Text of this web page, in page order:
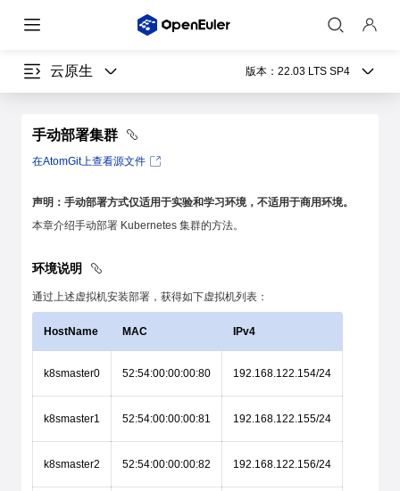
云原生 版本： 22.03 LTS SP4
手动部署集群
在AtomGit上查看源文件
声明：手动部署方式仅适用于实验和学习环境，不适用于商用环境。
本章介绍手动部署 Kubernetes 集群的方法。
环境说明
通过上述虚拟机安装部署，获得如下虚拟机列表：
HostName MAC IPv4
k8smaster0 52:54:00:00:00:80 192.168.122.154/24
k8smaster1 52:54:00:00:00:81 192.168.122.155/24
k8smaster2 52:54:00:00:00:82 192.168.122.156/24